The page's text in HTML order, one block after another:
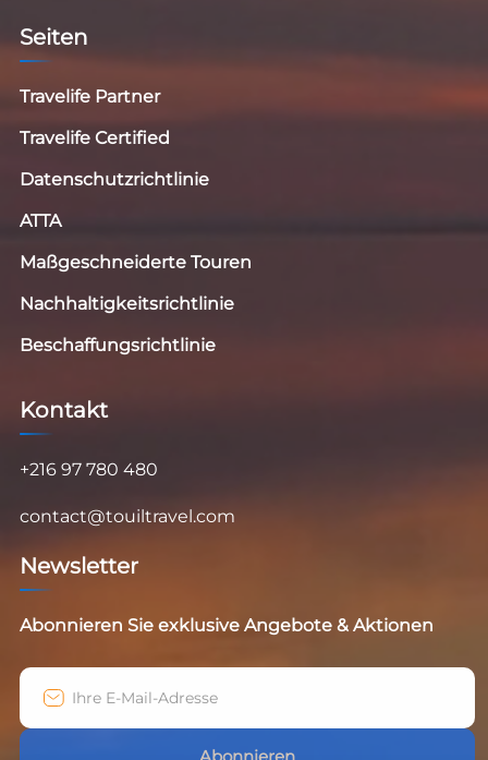
Seiten
Travelife Partner
Travelife Certified
Datenschutzrichtlinie
ATTA
Maßgeschneiderte Touren
Nachhaltigkeitsrichtlinie
Beschaffungsrichtlinie
Kontakt
+216 97 780 480
contact@touiltravel.com
Newsletter
Abonnieren Sie exklusive Angebote & Aktionen